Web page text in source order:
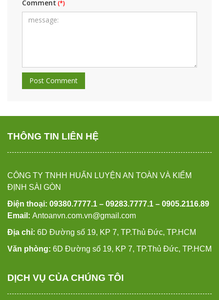
Comment
THÔNG TIN LIÊN HỆ
CÔNG TY TNHH HUẤN LUYỆN AN TOÀN VÀ KIỂM
ĐỊNH SÀI GÒN
Điện thoại: 09380.7777.1 – 09283.7777.1 – 0905.2116.89
Email: Antoanvn.com.vn@gmail.com
Địa chỉ: 6D Đường số 19, KP 7, TP.Thủ Đức, TP.HCM
Văn phòng: 6D Đường số 19, KP 7, TP.Thủ Đức, TP.HCM
DỊCH VỤ CỦA CHÚNG TÔI